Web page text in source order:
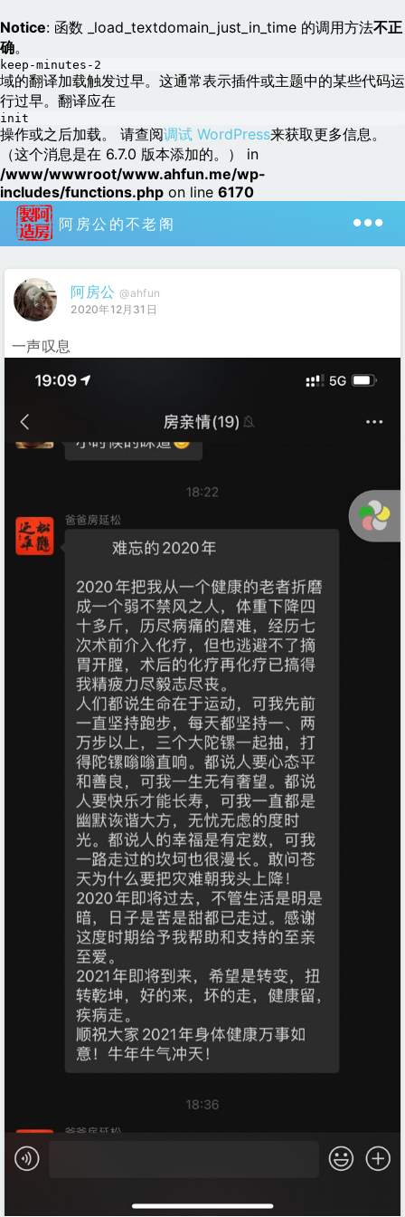
Notice: 函数 _load_textdomain_just_in_time 的调用方法不正
确。
keep-minutes-2
域的翻译加载触发过早。这通常表示插件或主题中的某些代码运
行过早。翻译应在
init
操作或之后加载。 请查阅调试 WordPress来获取更多信息。
（这个消息是在 6.7.0 版本添加的。） in
/www/wwwroot/www.ahfun.me/wp-
includes/functions.php on line 6170
阿房公的不老阁
阿房公 @ahfun
2020年12月31日
一声叹息